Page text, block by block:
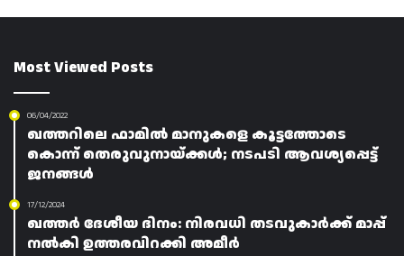
Most Viewed Posts
06/04/2022
ഖത്തറിലെ ഫാമിൽ മാനുകളെ കൂട്ടത്തോടെ
കൊന്ന് തെരുവുനായ്ക്കൾ; നടപടി ആവശ്യപ്പെട്ട്
ജനങ്ങൾ
17/12/2024
ഖത്തർ ദേശീയ ദിനം: നിരവധി തടവുകാർക്ക് മാപ്പ്
നൽകി ഉത്തരവിറക്കി അമീർ